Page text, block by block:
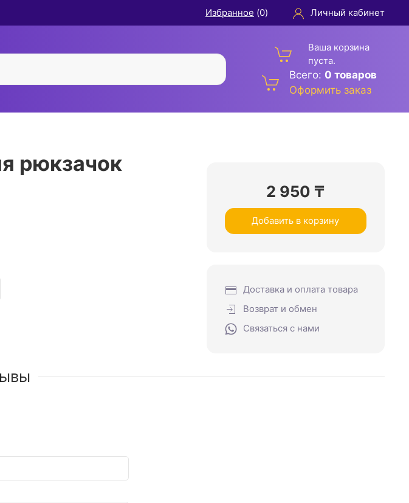
Избранное (0) Личный кабинет
Ваша корзина
пуста.
Всего: 0 товаров
Оформить заказ
рюкзачок
2 950 ₸
Добавить в корзину
Доставка и оплата товара
Возврат и обмен
Связаться с нами